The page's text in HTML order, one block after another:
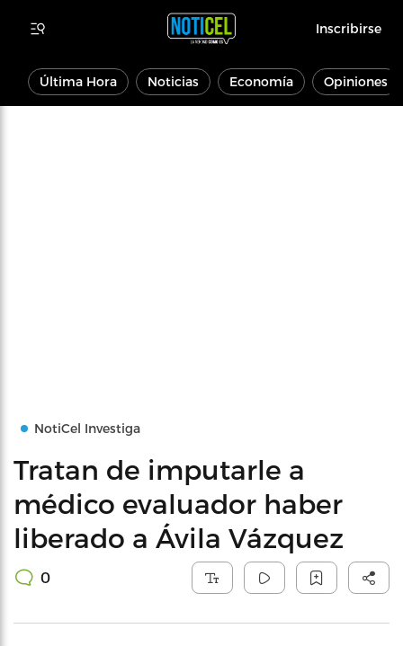
Inscribirse
Última Hora Noticias Economía Opiniones
NotiCel Investiga
Tratan de imputarle a
médico evaluador haber
liberado a Ávila Vázquez
0